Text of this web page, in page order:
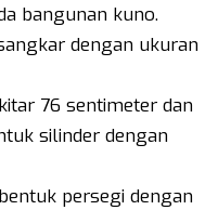
bangunan kuno.
dengan ukuran
76 sentimeter dan
silinder dengan
persegi dengan